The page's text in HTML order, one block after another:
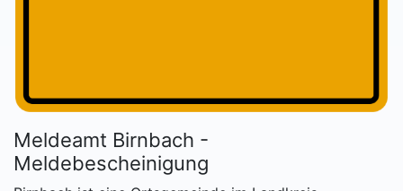
Meldeamt Birnbach -
Meldebescheinigung